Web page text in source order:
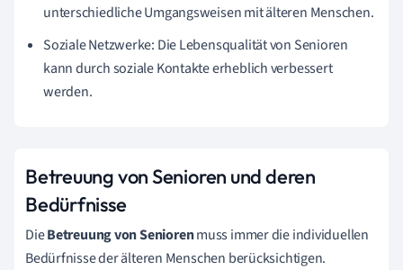
unterschiedliche Umgangsweisen mit älteren Menschen.
Soziale Netzwerke: Die Lebensqualität von Senioren
kann durch soziale Kontakte erheblich verbessert
werden.
Betreuung von Senioren und deren
Bedürfnisse
DieBetreuung von Seniorenmuss immer die individuellen
Bedürfnisse der älteren Menschen berücksichtigen.